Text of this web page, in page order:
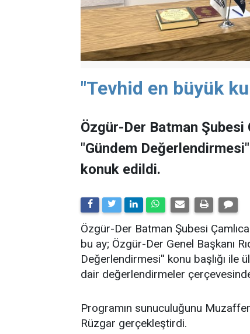
"Tevhid en büyük
Özgür-Der Batman Şubesi
"Gündem
konuk edildi.
​Özgür-Der Batman Şubesi
bu ay; Özgür-Der Genel Başkanı
Değerlendirmesi'' konu başlığı ile
dair değerlendirmeler
Programın sunuculuğunu
Rüzgar gerçekleştirdi.